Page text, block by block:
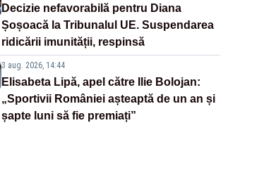
Decizie nefavorabilă pentru Diana
Șoșoacă la Tribunalul UE. Suspendarea
ridicării imunității, respinsă
3 aug. 2026, 14:44
Elisabeta Lipă, apel către Ilie Bolojan:
„Sportivii României așteaptă de un an și
șapte luni să fie premiați”